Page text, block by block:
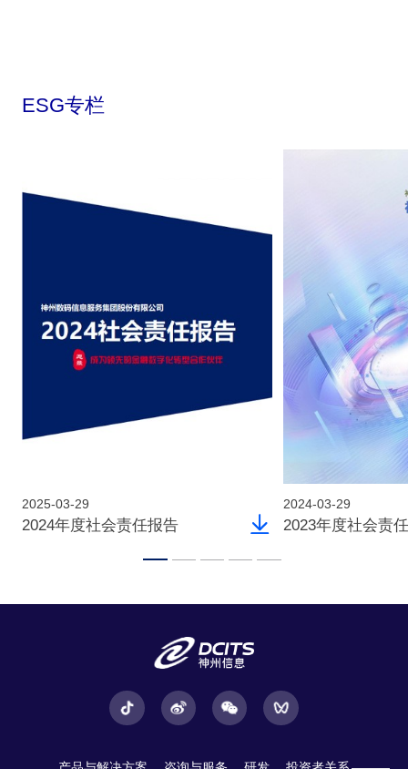
ESG专栏
2025-03-29
2024年度社会责任报告
2024-03-29
2023年度社会责